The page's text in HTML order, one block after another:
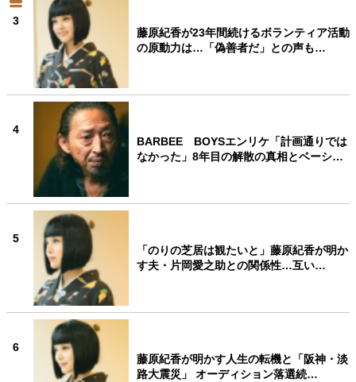
3
藤原紀香が23年間続けるボランティア活動
の原動力は…「偽善者だ」との声も…
4
BARBEE BOYSエンリケ「計画通りでは
なかった」8年目の解散の真相とベーシ…
5
「のりの芝居は観たいと」藤原紀香が明か
す夫・片岡愛之助との関係性…互い…
6
藤原紀香が明かす人生の転機と「阪神・淡
路大震災」 オーディション落選続…